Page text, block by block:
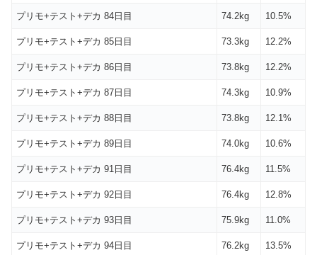
プリモ+テスト+デカ 84日目 74.2kg 10.5%
プリモ+テスト+デカ 85日目 73.3kg 12.2%
プリモ+テスト+デカ 86日目 73.8kg 12.2%
プリモ+テスト+デカ 87日目 74.3kg 10.9%
プリモ+テスト+デカ 88日目 73.8kg 12.1%
プリモ+テスト+デカ 89日目 74.0kg 10.6%
プリモ+テスト+デカ 91日目 76.4kg 11.5%
プリモ+テスト+デカ 92日目 76.4kg 12.8%
プリモ+テスト+デカ 93日目 75.9kg 11.0%
プリモ+テスト+デカ 94日目 76.2kg 13.5%